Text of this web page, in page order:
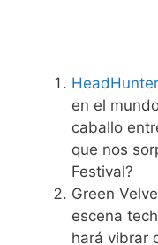
en el
caballo
que nos
Festival?
Green
escena
hará vibrar